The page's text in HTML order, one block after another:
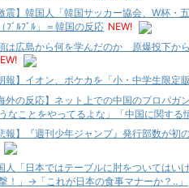
激震】韓国人「韓国サッカー協会、W杯
ﾌﾞﾙﾌﾞﾙ」＝韓国の反応 NEW!
は広島から何を学んだのか 原爆投下か
朗報】イオン、ポケカを「小・中学生限
海外の反応】ネット上での中国のプロパ
なことをやってるよな」「中国に関する
悲報】『週刊少年ジャンプ』発行部数が
人「日本ではテーブルに肘をついてはい
！」→「これが日本の食事マナーか？‥」